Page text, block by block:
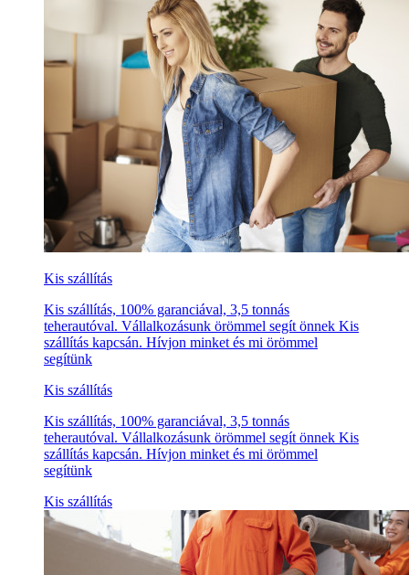
Kis szállítás
Kis szállítás, 100% garanciával, 3,5 tonnás
teherautóval. Vállalkozásunk örömmel segít önnek Kis
szállítás kapcsán. Hívjon minket és mi örömmel
segítünk
Kis szállítás
Kis szállítás, 100% garanciával, 3,5 tonnás
teherautóval. Vállalkozásunk örömmel segít önnek Kis
szállítás kapcsán. Hívjon minket és mi örömmel
segítünk
Kis szállítás